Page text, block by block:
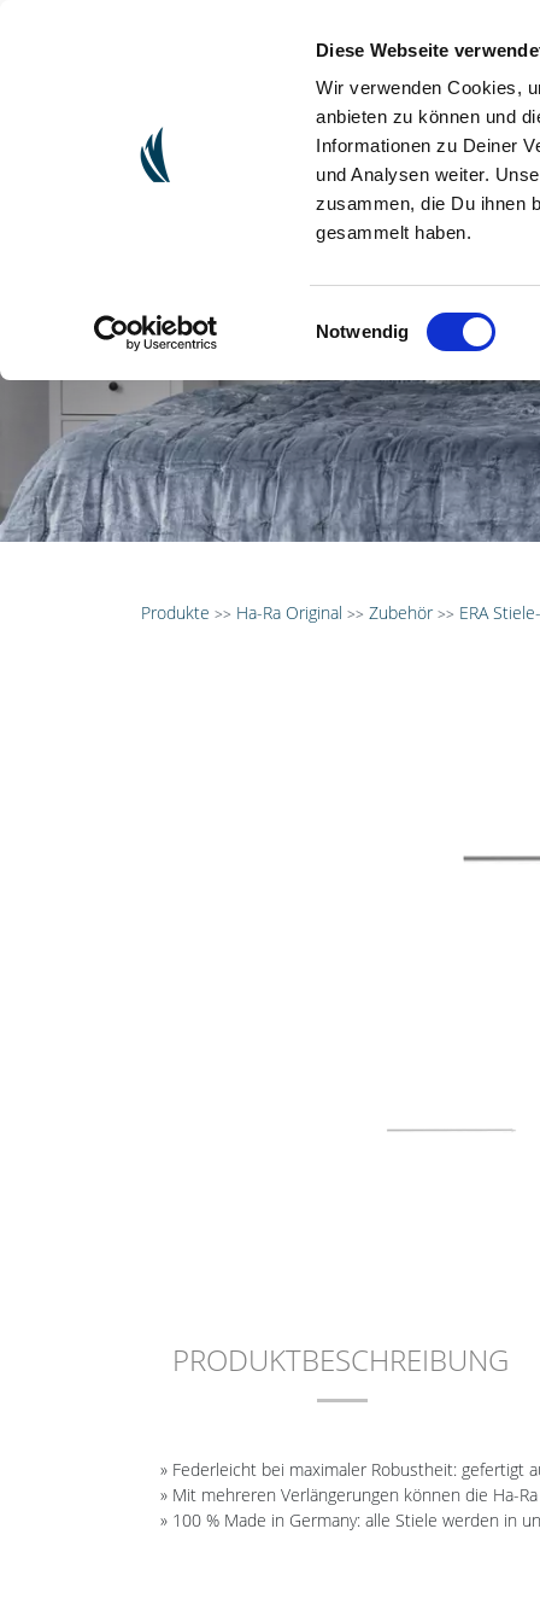
Diese Webseite
Wir verwenden Cookies,
anbieten zu können und
Informationen zu Deiner
und Analysen weiter.
zusammen, die Du ihnen
gesammelt haben.
Einwilligungsauswahl
Notwendig
Produkte >> Ha-Ra Original >> Zubehör >> ERA
PRODUKTBESCHREIBUNG
» Federleicht bei maximaler Robustheit: gefertigt
» Mit mehreren Verlängerungen können die Ha-
» 100 % Made in Germany: alle Stiele werden in